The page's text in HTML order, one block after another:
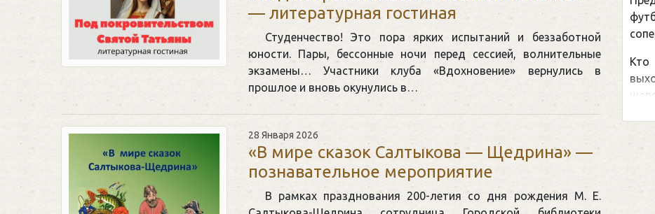
— литературная гостиная
Студенчество! Это пора ярких испытаний и беззаботной
юности. Пары, бессонные ночи перед сессией, волнительные
экзамены… Участники клуба «Вдохновение» вернулись в
прошлое и вновь окунулись в…
28 Января 2026
«В мире сказок Салтыкова — Щедрина» —
познавательное мероприятие
В рамках празднования 200-летия со дня рождения М. Е.
футбольном поле, где Месси и
соперничают лицом к лицу.
Кто из них победит? Кто найдет
выход из сложной ситуации на
щепетильной в жизни? Кто принесет